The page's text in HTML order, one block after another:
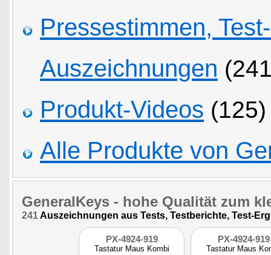
Pressestimmen,
Auszeichnungen
Produkt-Videos (125)
Alle Produkte von
GeneralKeys - hohe Qualität zum
241Auszeichnungen aus Tests, Testberichte, Test-
PX-4924-919
Tastatur Maus Kombi
PX-4924-919
Tastatur Maus